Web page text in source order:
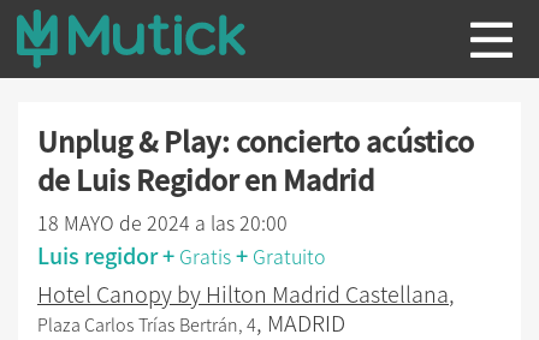
Unplug & Play: concierto acústico
de Luis Regidor en Madrid
18 MAYO de 2024 a las 20:00
Luis regidor + Gratis+ Gratuito
Hotel Canopy by Hilton Madrid Castellana,
Plaza Carlos Trías Bertrán, 4, MADRID